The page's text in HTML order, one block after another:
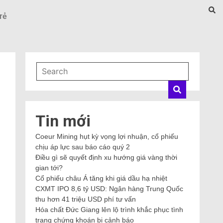
Tin mới
Coeur Mining hụt kỳ vọng lợi nhuận, cổ phiếu
chịu áp lực sau báo cáo quý 2
Điều gì sẽ quyết định xu hướng giá vàng thời
gian tới?
Cổ phiếu châu Á tăng khi giá dầu hạ nhiệt
CXMT IPO 8,6 tỷ USD: Ngân hàng Trung Quốc
thu hơn 41 triệu USD phí tư vấn
Hóa chất Đức Giang lên lộ trình khắc phục tình
trạng chứng khoán bị cảnh báo